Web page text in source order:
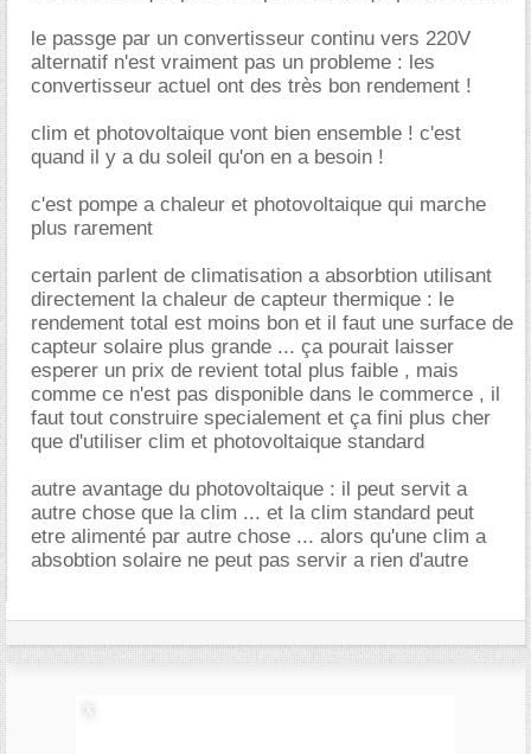
le passge par un convertisseur continu vers 220V
alternatif n'est vraiment pas un probleme : les
convertisseur actuel ont des très bon rendement !
clim et photovoltaique vont bien ensemble ! c'est
quand il y a du soleil qu'on en a besoin !
c'est pompe a chaleur et photovoltaique qui marche
plus rarement
certain parlent de climatisation a absorbtion utilisant
directement la chaleur de capteur thermique : le
rendement total est moins bon et il faut une surface de
capteur solaire plus grande ... ça pourait laisser
esperer un prix de revient total plus faible , mais
comme ce n'est pas disponible dans le commerce , il
faut tout construire specialement et ça fini plus cher
que d'utiliser clim et photovoltaique standard
autre avantage du photovoltaique : il peut servit a
autre chose que la clim ... et la clim standard peut
etre alimenté par autre chose ... alors qu'une clim a
absobtion solaire ne peut pas servir a rien d'autre